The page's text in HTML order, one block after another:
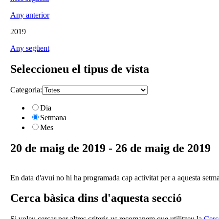
Any anterior
2019
Any següent
Seleccioneu el tipus de vista
Categoria:
Dia
Setmana
Mes
20 de maig de 2019 - 26 de maig de 2019
En data d'avui no hi ha programada cap activitat per a aquesta
Cerca bàsica dins d'aquesta secció